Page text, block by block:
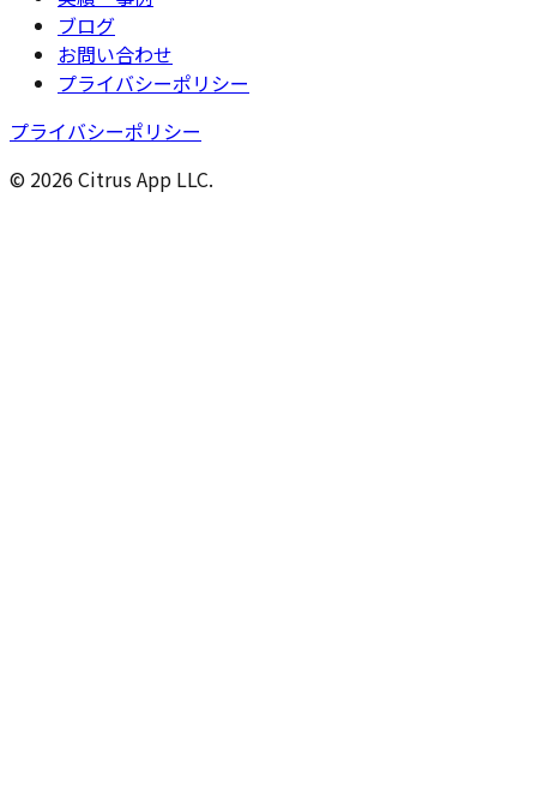
ブログ
お問い合わせ
プライバシーポリシー
プライバシーポリシー
© 2026 Citrus App LLC.